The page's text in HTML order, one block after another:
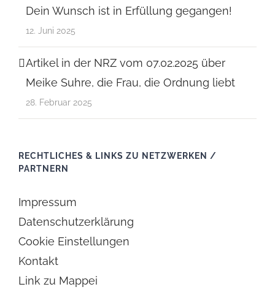
Dein Wunsch ist in Erfüllung gegangen!
12. Juni 2025
Artikel in der NRZ vom 07.02.2025 über
Meike Suhre, die Frau, die Ordnung liebt
28. Februar 2025
RECHTLICHES & LINKS ZU NETZWERKEN /
PARTNERN
Impressum
Datenschutzerklärung
Cookie Einstellungen
Kontakt
Link zu Mappei